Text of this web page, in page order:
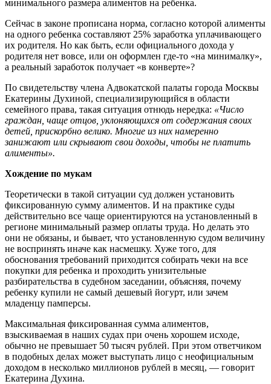
минимального размера алиментов на ребенка.
Сейчас в законе прописана норма, согласно которой алименты
на одного ребенка составляют 25% заработка уплачивающего
их родителя. Но как быть, если официального дохода у
родителя нет вовсе, или он оформлен где-то «на минималку»,
а реальный заработок получает «в конверте»?
По свидетельству члена Адвокатской палаты города Москвы
Екатерины Духиной, специализирующийся в области
семейного права, такая ситуация отнюдь нередка: «Число
граждан, чаще отцов, уклоняющихся от содержания своих
детей, прискорбно велико. Многие из них намеренно
занижают или скрывают свои доходы, чтобы не платить
алименты».
Хождение по мукам
Теоретически в такой ситуации суд должен установить
фиксированную сумму алиментов. И на практике суды
действительно все чаще ориентируются на установленный в
регионе минимальный размер оплаты труда. Но делать это
они не обязаны, и бывает, что установленную судом величину
не воспринять иначе как насмешку. Хуже того, для
обоснования требований приходится собирать чеки на все
покупки для ребенка и проходить унизительные
разбирательства в судебном заседании, объясняя, почему
ребенку купили не самый дешевый йогурт, или зачем
младенцу памперсы.
Максимальная фиксированная сумма алиментов,
взыскиваемая в наших судах при очень хорошем исходе,
обычно не превышает 50 тысяч рублей. При этом ответчиком
в подобных делах может выступать лицо с неофициальным
доходом в несколько миллионов рублей в месяц, — говорит
Екатерина Духина.